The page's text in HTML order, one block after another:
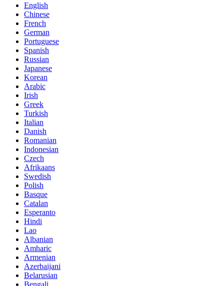
English
Chinese
French
German
Portuguese
Spanish
Russian
Japanese
Korean
Arabic
Irish
Greek
Turkish
Italian
Danish
Romanian
Indonesian
Czech
Afrikaans
Swedish
Polish
Basque
Catalan
Esperanto
Hindi
Lao
Albanian
Amharic
Armenian
Azerbaijani
Belarusian
Bengali